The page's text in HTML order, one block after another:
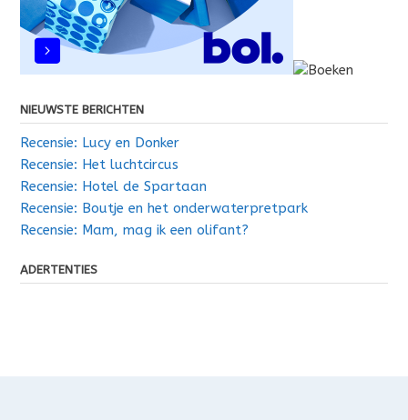
NIEUWSTE BERICHTEN
Recensie: Lucy en Donker
Recensie: Het luchtcircus
Recensie: Hotel de Spartaan
Recensie: Boutje en het onderwaterpretpark
Recensie: Mam, mag ik een olifant?
ADERTENTIES